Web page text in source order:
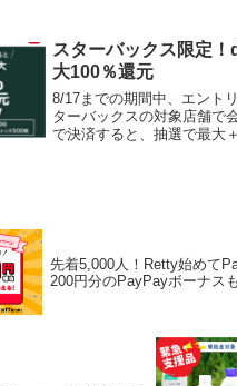
ヶ月格安で使える！！解約
むと出てくる...
スターバックス限定！
大100％還元
8/17までの期間中、エント
ターバックスの対象店舗で
で決済すると、抽選で最大
先着5,000人！Retty始めて
200円分のPayPayボーナス